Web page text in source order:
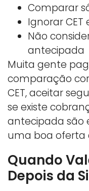
Comparar
Ignorar CET
Não
antecipada
Muita gente
comparação
CET, aceitar
se existe
antecipada são
uma boa oferta
Quando
Depois da